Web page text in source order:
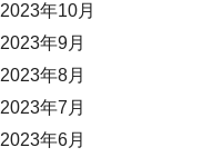
2023年10月
2023年9月
2023年8月
2023年7月
2023年6月